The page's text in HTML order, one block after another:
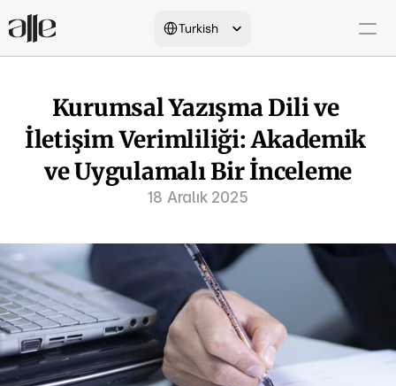
Kurumsal Yazışma Dili ve
İletişim Verimliliği: Akademik
ve Uygulamalı Bir İnceleme
18 Aralık 2025
Turkish
Hakkımızda
Yeminli Tercüme
Onay Süreçleri
Dil&İletişim Hizmetleri
Referanslarımız
Araştırmalar&Makaleler